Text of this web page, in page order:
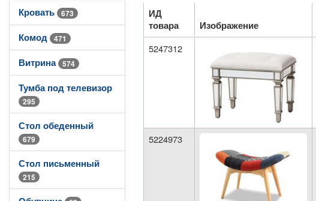
Кровать 673
Комод 471
Витрина 574
Тумба под телевизор
295
Стол обеденный
679
Стол письменный
215
ИД
товара
Изображение
5247312
5224973